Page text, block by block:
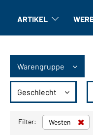
ARTIKEL Artikel:
Warengruppe
Geschlecht
Filter: Westen